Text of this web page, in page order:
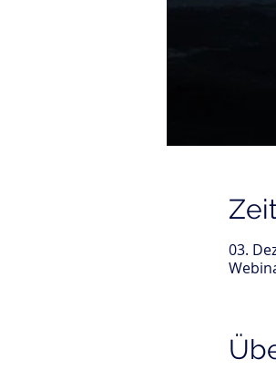
03.